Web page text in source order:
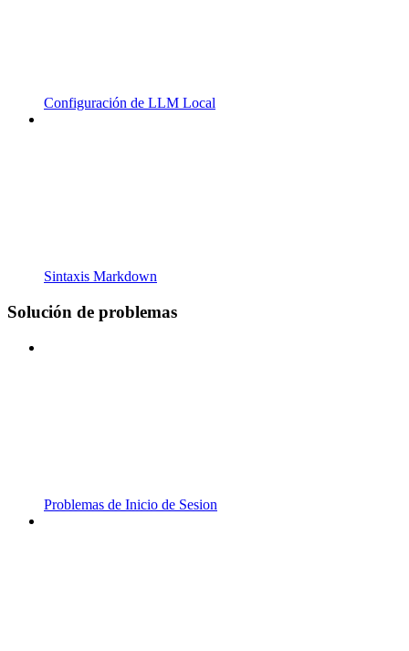
Configuración de LLM Local
Sintaxis Markdown
Solución de problemas
Problemas de Inicio de Sesion